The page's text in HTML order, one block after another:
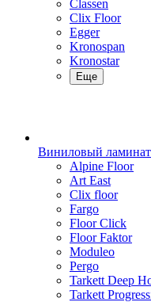
Classen
Clix Floor
Egger
Kronospan
Kronostar
Еще
Виниловый
Alpine Floor
Art East
Clix floor
Fargo
Floor Click
Floor Faktor
Moduleo
Pergo
Tarkett Deep
Tarkett